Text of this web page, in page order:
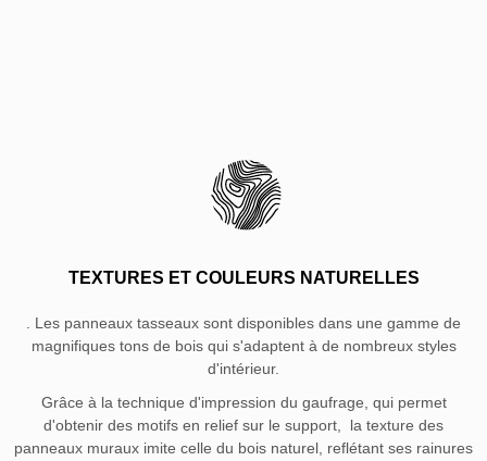
TEXTURES ET COULEURS NATURELLES
. Les panneaux tasseaux sont disponibles dans une gamme de
magnifiques tons de bois qui s'adaptent à de nombreux styles
d'intérieur.
Grâce à la technique d'impression du gaufrage, qui permet
d'obtenir des motifs en relief sur le support, la texture des
panneaux muraux imite celle du bois naturel, reflétant ses rainures